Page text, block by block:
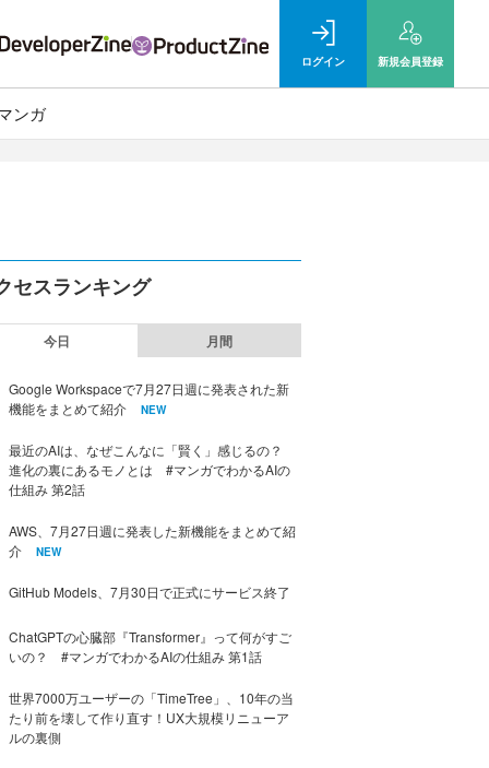
ログイン 新規会員登録
ンガ
セスランキング
今日 月間
Google Workspaceで7月27日週に発表された新
機能をまとめて紹介
NEW
最近のAIは、なぜこんなに「賢く」感じるの？
進化の裏にあるモノとは #マンガでわかるAIの
仕組み 第2話
AWS、7月27日週に発表した新機能をまとめて紹
介
NEW
GitHub Models、7月30日で正式にサービス終了
ChatGPTの心臓部『Transformer』って何がすご
いの？ #マンガでわかるAIの仕組み 第1話
世界7000万ユーザーの「TimeTree」、10年の当
たり前を壊して作り直す！UX大規模リニューア
ルの裏側